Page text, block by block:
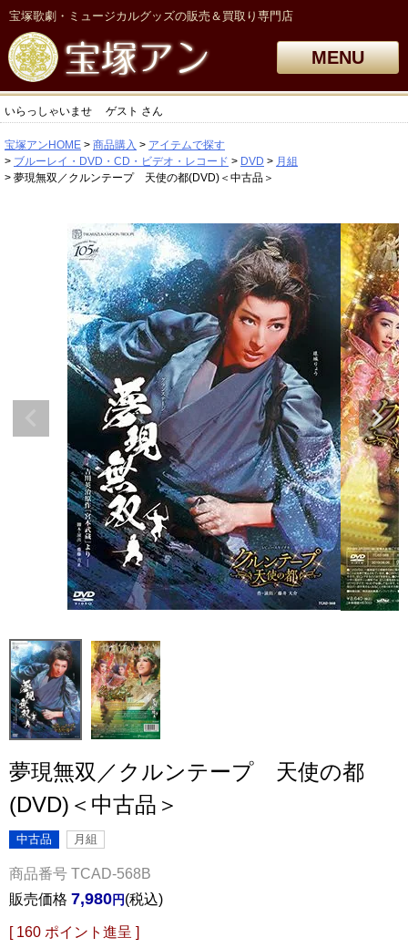
宝塚歌劇・ミュージカルグッズの販売＆買取り専門店
MENU
いらっしゃいませ ゲスト さん
宝塚アンHOME 商品購入
アイテムで探す
ブルーレイ・DVD・CD・ビデオ・レコード
DVD
月組
夢現無双／クルンテープ 天使の都(DVD)＜中古品＞
夢現無双／クルンテープ 天使の都
(DVD)＜中古品＞
中古品 月組
商品番号 TCAD-568B
販売価格 7,980 税込
[ 160 ポイント進呈 ]